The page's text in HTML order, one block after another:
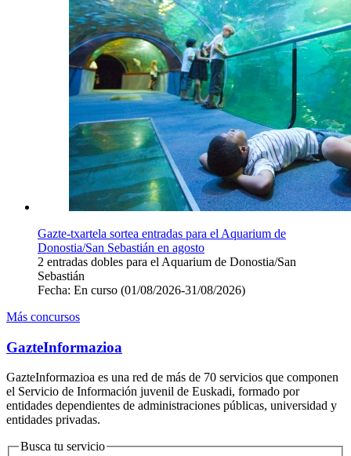
Gazte-txartela sortea entradas para el Aquarium de
Donostia/San Sebastián en agosto
2 entradas dobles para el Aquarium de Donostia/San
Sebastián
Fecha: En curso (01/08/2026-31/08/2026)
Más concursos
GazteInformazioa
GazteInformazioa es una red de más de 70 servicios que componen
el Servicio de Información juvenil de Euskadi, formado por
entidades dependientes de administraciones públicas, universidad y
entidades privadas.
Busca tu servicio